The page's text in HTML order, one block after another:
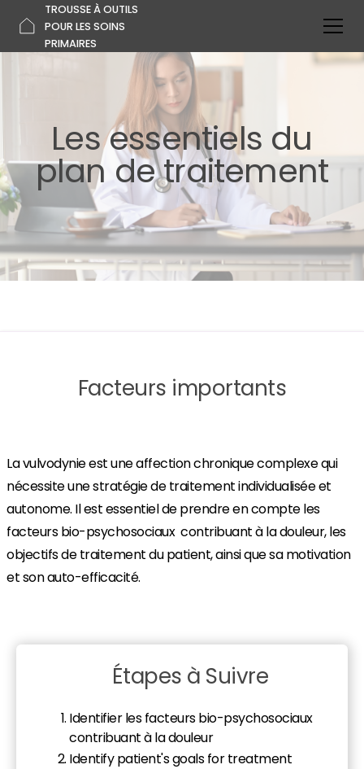
TROUSSE À OUTILS
POUR LES SOINS
PRIMAIRES
Les essentiels du
plan de traitement
Facteurs importants
La vulvodynie est une affection chronique complexe qui
nécessite une stratégie de traitement individualisée et
autonome. Il est essentiel de prendre en compte les
facteurs bio-psychosociaux contribuant à la douleur, les
objectifs de traitement du patient, ainsi que sa motivation
et son auto-efficacité.
Étapes à Suivre
Identifier les facteurs bio-psychosociaux
contribuant à la douleur
Identify patient's goals for treatment